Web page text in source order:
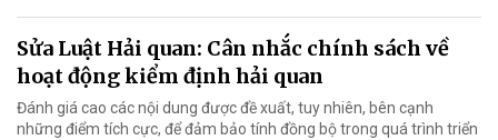
Sửa Luật Hải quan: Cân nhắc chính sách về
hoạt động kiểm định hải quan
Đánh giá cao các nội dung được đề xuất, tuy nhiên, bên cạnh
những điểm tích cực, để đảm bảo tính đồng bộ trong quá trình triển